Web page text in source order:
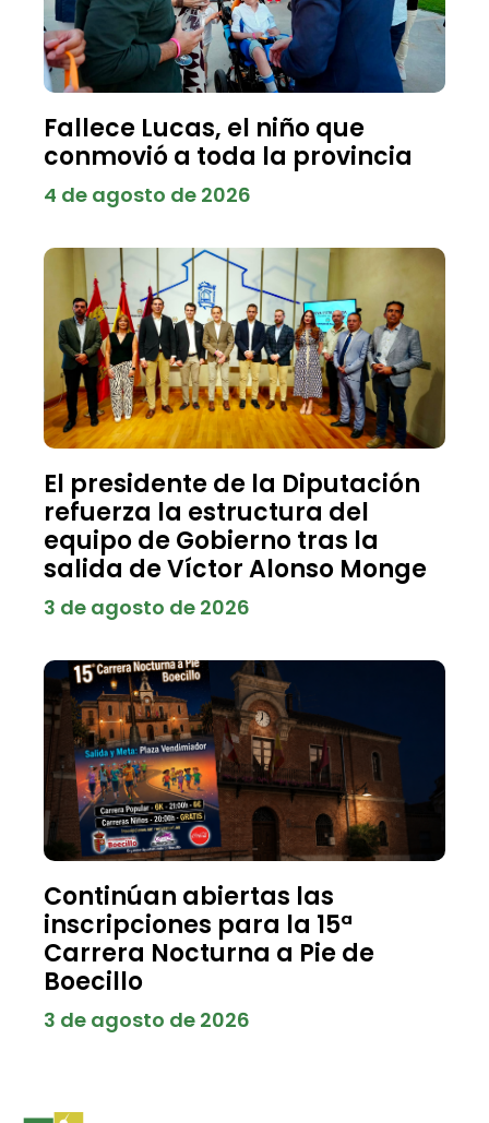
Fallece Lucas, el niño que
conmovió a toda la provincia
4 de agosto de 2026
El presidente de la Diputación
refuerza la estructura del
equipo de Gobierno tras la
salida de Víctor Alonso Monge
3 de agosto de 2026
Continúan abiertas las
inscripciones para la 15ª
Carrera Nocturna a Pie de
Boecillo
3 de agosto de 2026